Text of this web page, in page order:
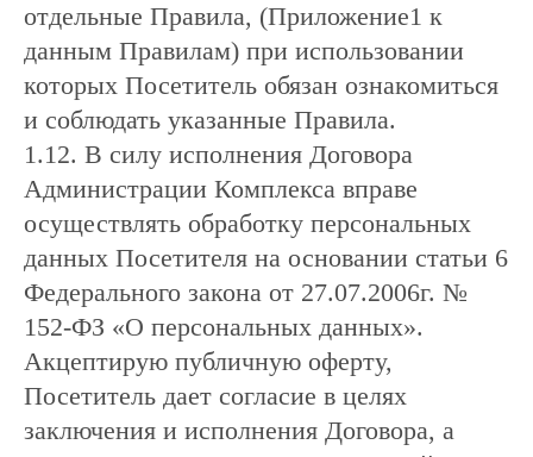
отдельные Правила, (Приложение1 к
данным Правилам) при использовании
которых Посетитель обязан ознакомиться
и соблюдать указанные Правила.
1.12. В силу исполнения Договора
Администрации Комплекса вправе
осуществлять обработку персональных
данных Посетителя на основании статьи 6
Федерального закона от 27.07.2006г. №
152-ФЗ «О персональных данных».
Акцептирую публичную оферту,
Посетитель дает согласие в целях
заключения и исполнения Договора, а